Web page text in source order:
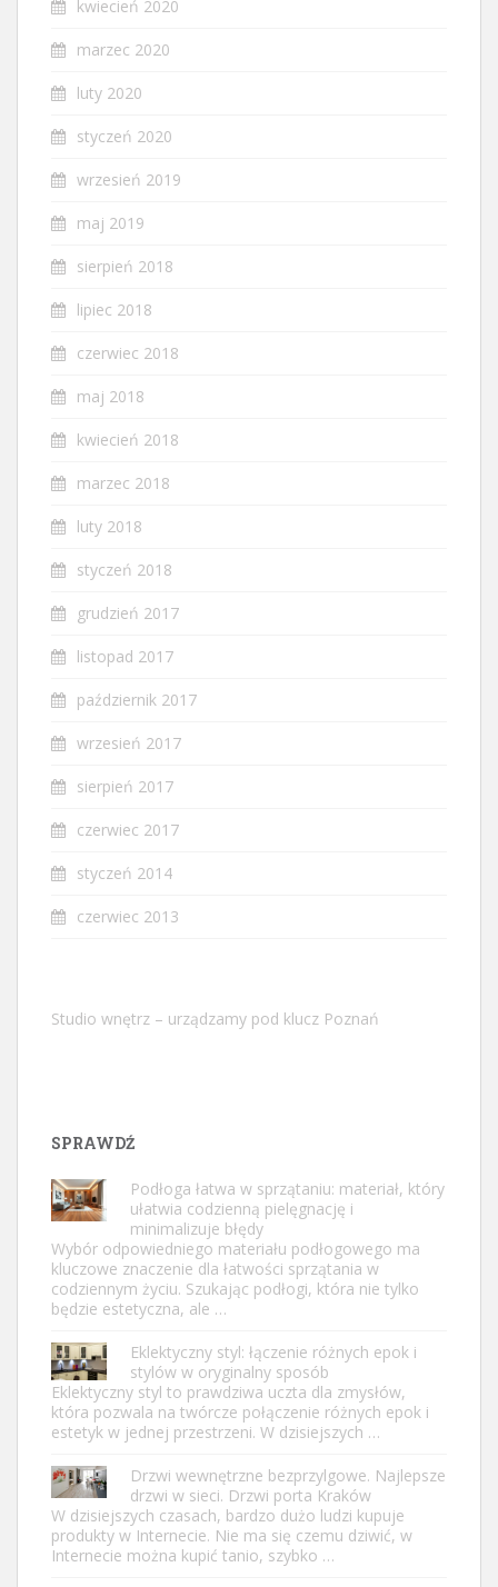
kwiecień 2020
marzec 2020
luty 2020
styczeń 2020
wrzesień 2019
maj 2019
sierpień 2018
lipiec 2018
czerwiec 2018
maj 2018
kwiecień 2018
marzec 2018
luty 2018
styczeń 2018
grudzień 2017
listopad 2017
październik 2017
wrzesień 2017
sierpień 2017
czerwiec 2017
styczeń 2014
czerwiec 2013
Studio wnętrz – urządzamy pod klucz Poznań
SPRAWDŹ
Podłoga łatwa w sprzątaniu: materiał, który
ułatwia codzienną pielęgnację i
minimalizuje błędy
Wybór odpowiedniego materiału podłogowego ma
kluczowe znaczenie dla łatwości sprzątania w
codziennym życiu. Szukając podłogi, która nie tylko
będzie estetyczna, ale …
Eklektyczny styl: łączenie różnych epok i
stylów w oryginalny sposób
Eklektyczny styl to prawdziwa uczta dla zmysłów,
która pozwala na twórcze połączenie różnych epok i
estetyk w jednej przestrzeni. W dzisiejszych …
Drzwi wewnętrzne bezprzylgowe. Najlepsze
drzwi w sieci. Drzwi porta Kraków
W dzisiejszych czasach, bardzo dużo ludzi kupuje
produkty w Internecie. Nie ma się czemu dziwić, w
Internecie można kupić tanio, szybko …